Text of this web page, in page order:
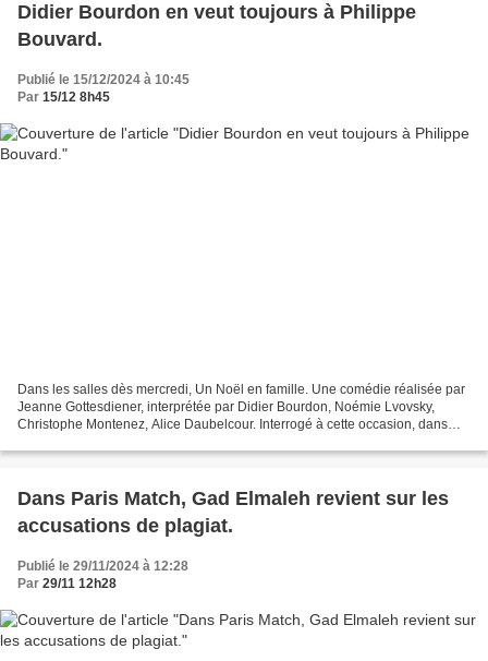
Didier Bourdon en veut toujours à Philippe
Bouvard.
Publié le 15/12/2024 à 10:45
Par 15/12 8h45
Dans les salles dès mercredi, Un Noël en famille. Une comédie réalisée par
Jeanne Gottesdiener, interprétée par Didier Bourdon, Noémie Lvovsky,
Christophe Montenez, Alice Daubelcour. Interrogé à cette occasion, dans
Dans Paris Match, Gad Elmaleh revient sur les
accusations de plagiat.
Publié le 29/11/2024 à 12:28
Par 29/11 12h28